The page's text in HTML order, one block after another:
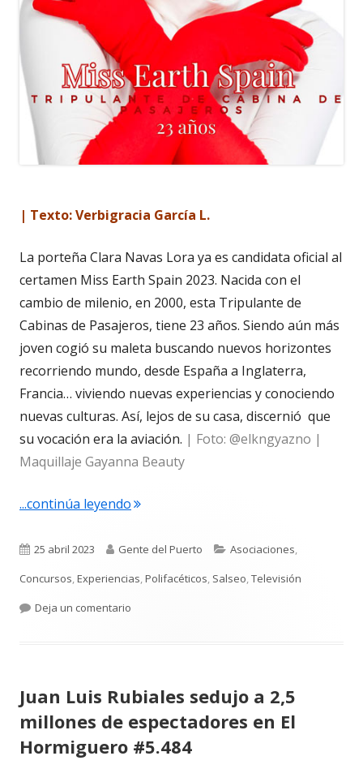
| Texto: Verbigracia García L.
La porteña Clara Navas Lora ya es candidata oficial al
certamen Miss Earth Spain 2023. Nacida con el
cambio de milenio, en 2000, esta Tripulante de
Cabinas de Pasajeros, tiene 23 años. Siendo aún más
joven cogió su maleta buscando nuevos horizontes
recorriendo mundo, desde España a Inglaterra,
Francia… viviendo nuevas experiencias y conociendo
nuevas culturas. Así, lejos de su casa, discernió que
su vocación era la aviación. | Foto: @elkngyazno |
Maquillaje Gayanna Beauty
...continúa leyendo"Clara Navas Lora. ¿La imaginas
Publicado
el
25 abril 2023 Autor
Gente del Puerto Categorías
Asociaciones,
Concursos,Experiencias,Polifacéticos, Salseo,Televisión
Deja un comentario
Juan Luis Rubiales sedujo a 2,5
millones de espectadores en El
Hormiguero #5.484